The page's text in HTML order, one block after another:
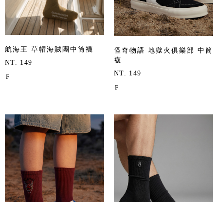
航海王 草帽海賊團中筒襪
NT. 149
F
怪奇物語 地獄火俱樂部 中筒
襪
NT. 149
F